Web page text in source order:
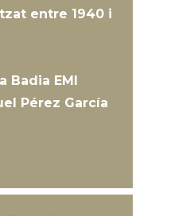
entre 1940 i
Badia EMI
Pérez García